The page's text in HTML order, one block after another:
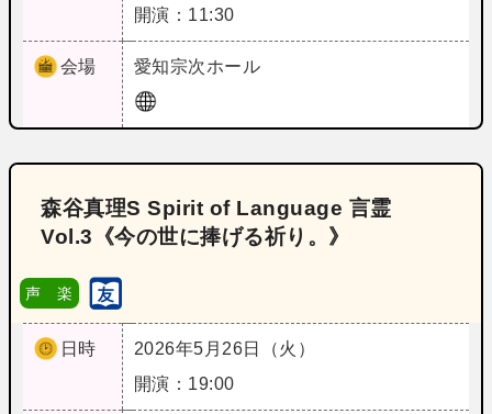
開演：11:30
会場 愛知宗次ホール
森谷真理S Spirit of Language 言霊
Vol.3《今の世に捧げる祈り。》
声 楽
日時
2026年5月26日（火）
開演：19:00